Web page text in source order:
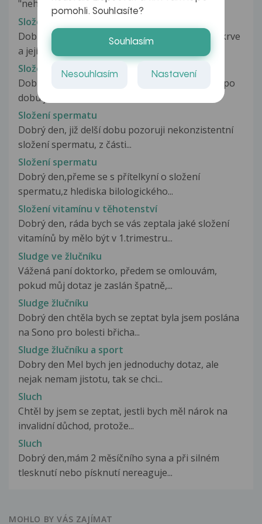
"nehoda"... Měli jsme styk a...
Složení menstruační krve
Dobrý den, četla jsem, že složení menstruační krve
a její pach závisí od toho,...
Složení potravin
Dobrý den, Dcera (2roky) pravidelně používala po
dobu jednoho roku keramické...
Složení spermatu
Dobrý den, již delší dobu pozoruji nekonzistentní
složení spermatu, z části...
Složení spermatu
Dobrý den,přeme se s přítelkyní o složení
spermatu,z hlediska bilologického...
Složení vitamínu v těhotenství
Dobrý den, ráda bych se vás zeptala jaké složení
vitamínů by mělo být v 1.trimestru...
Sludge ve žlučníku
Vážená paní doktorko, předem se omlouvám,
pokud můj dotaz je zaslán špatně,...
Sludge žlučníku
Dobrý den chtěla bych se zeptat byla jsem poslána
na Sono pro bolesti břicha...
Sludge žlučníku a sport
Dobry den Mel bych jen jednoduchy dotaz, ale
nejak nemam jistotu, tak se chci...
Sluch
Chtěl by jsem se zeptat, jestli bych měl nárok na
invalidní důchod, protože...
Sluch
Dobrý den,mám 2 měsíčního syna a při silném
tlesknutí nebo písknutí nereaguje...
MOHLO BY VÁS ZAJÍMAT
pomohli. Souhlasíte?
Souhlasím
Nesouhlasím Nastavení